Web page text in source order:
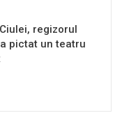
regizorul
pictat un teatru